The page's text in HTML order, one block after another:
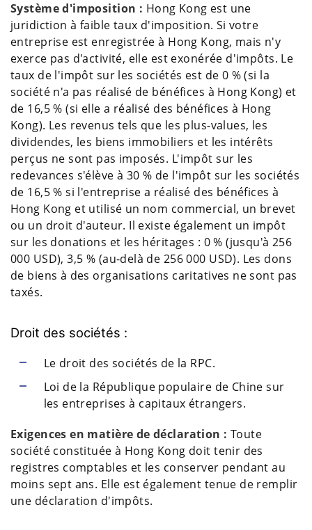
Système d'imposition : Hong Kong est une
juridiction à faible taux d'imposition. Si votre
entreprise est enregistrée à Hong Kong, mais n'y
exerce pas d'activité, elle est exonérée d'impôts. Le
taux de l'impôt sur les sociétés est de 0 % (si la
société n'a pas réalisé de bénéfices à Hong Kong) et
de 16,5 % (si elle a réalisé des bénéfices à Hong
Kong). Les revenus tels que les plus-values, les
dividendes, les biens immobiliers et les intérêts
perçus ne sont pas imposés. L'impôt sur les
redevances s'élève à 30 % de l'impôt sur les sociétés
de 16,5 % si l'entreprise a réalisé des bénéfices à
Hong Kong et utilisé un nom commercial, un brevet
ou un droit d'auteur. Il existe également un impôt
sur les donations et les héritages : 0 % (jusqu'à 256
000 USD), 3,5 % (au-delà de 256 000 USD). Les dons
de biens à des organisations caritatives ne sont pas
taxés.
Droit des sociétés :
Le droit des sociétés de la RPC.
Loi de la République populaire de Chine sur
les entreprises à capitaux étrangers.
Exigences en matière de déclaration : Toute
société constituée à Hong Kong doit tenir des
registres comptables et les conserver pendant au
moins sept ans. Elle est également tenue de remplir
une déclaration d'impôts.